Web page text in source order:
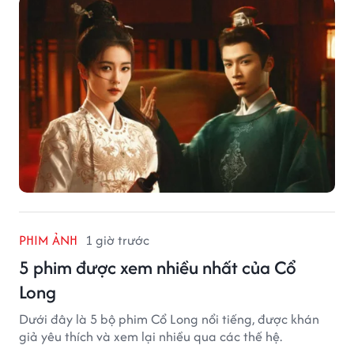
PHIM ẢNH 1 giờ trước
5 phim được xem nhiều nhất của Cổ
Long
Dưới đây là 5 bộ phim Cổ Long nổi tiếng, được khán
giả yêu thích và xem lại nhiều qua các thế hệ.